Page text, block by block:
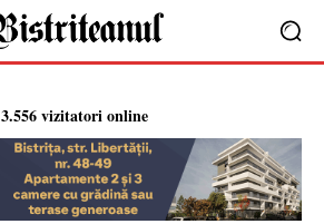
3.556 vizitatori online